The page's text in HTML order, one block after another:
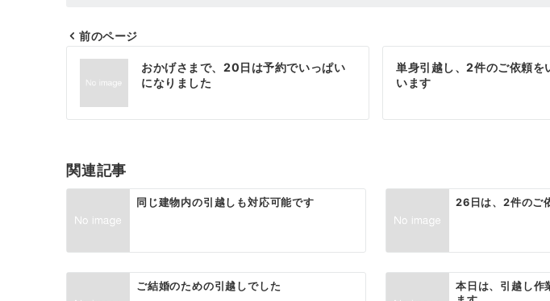
投
ナ
ゲ
ー
シ
ョ
ン
前のページ
おかげさまで、20日は予約でいっぱい
になりました
単身引越し、2件のご依頼を
います
関連記事
同じ建物内の引越しも対応可能です 26日は、2件のご
ご結婚のための引越しでした
本日は、引越し作